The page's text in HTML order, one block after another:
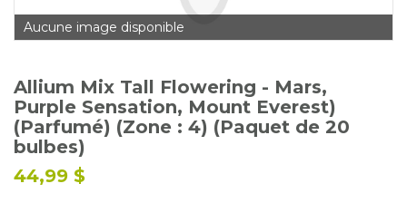
Emplois
Service à la clientèle
Nous joindre
Aucune image disponible
Allium Mix Tall Flowering - Mars,
Purple Sensation, Mount Everest)
(Parfumé) (Zone : 4) (Paquet de 20
bulbes)
44,99 $